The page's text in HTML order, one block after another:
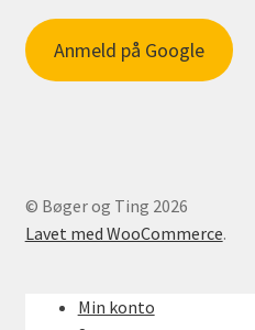
Anmeld på Google
© Bøger og Ting 2026
Lavet med WooCommerce.
Min konto